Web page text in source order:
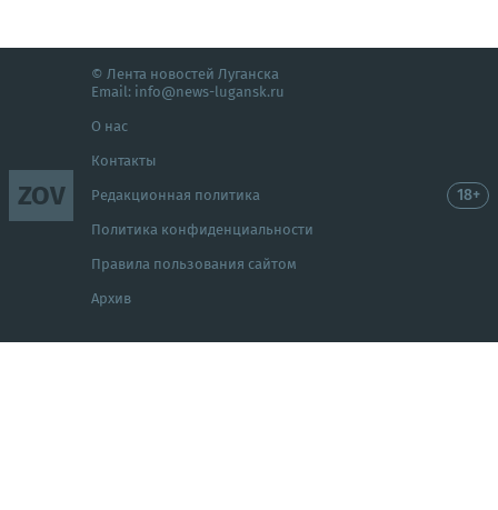
ZOV
© Лента новостей Луганска
Email: info@news-lugansk.ru
О нас
Контакты
Редакционная политика
Политика конфиденциальности
Правила пользования сайтом
Архив
18+